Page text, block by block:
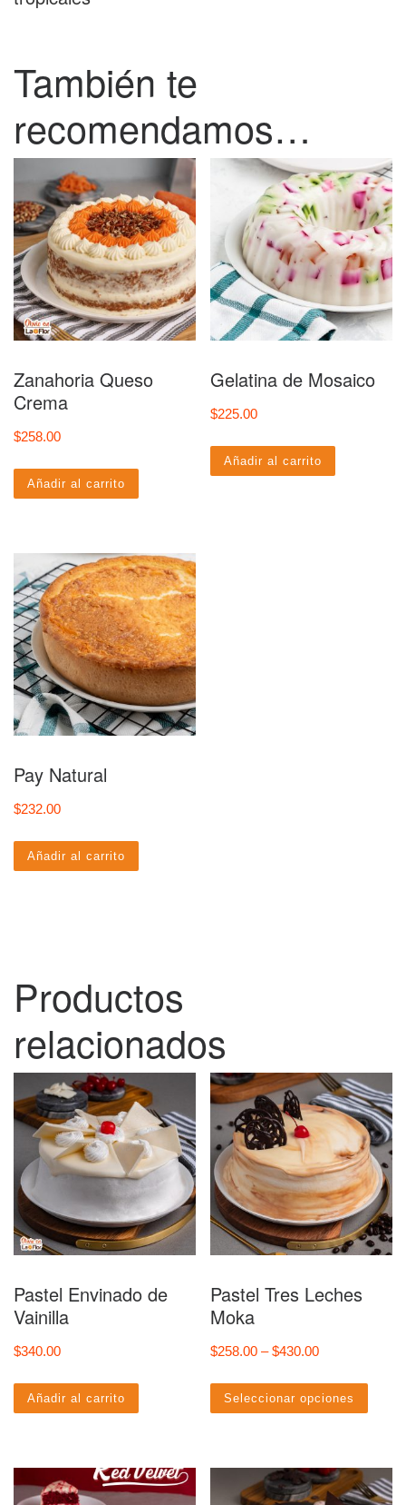
También te
recomendamos…
Zanahoria Queso
Crema
$258.00
Añadir al carrito
Gelatina de Mosaico
$225.00
Añadir al carrito
Pay Natural
$232.00
Añadir al carrito
Productos
relacionados
Pastel Envinado de
Vainilla
$340.00
Añadir al carrito
Pastel Tres Leches
Moka
$258.00 – $430.00Price range:
Seleccionar opciones